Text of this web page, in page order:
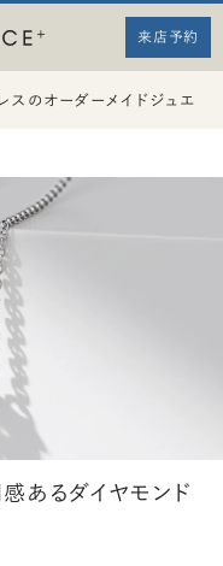
来店予約
スのオーダーメイドジュエリ
あるダイヤモンド